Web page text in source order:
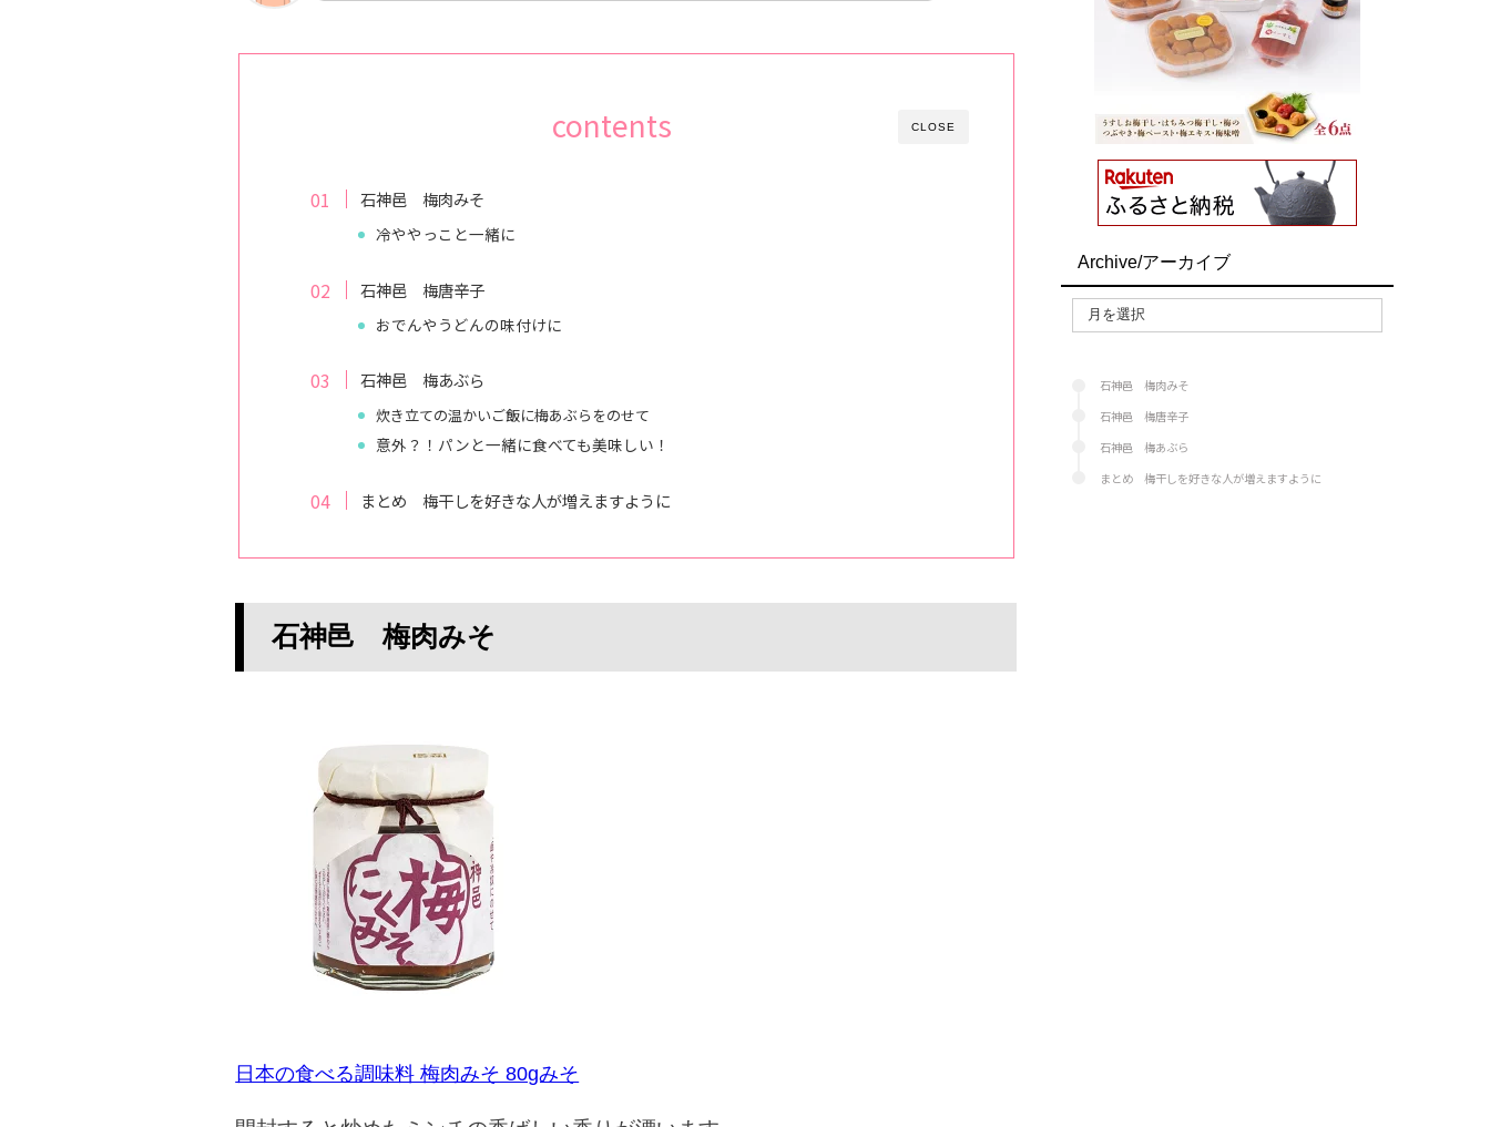
CLOSE
contents
石神邑 梅肉みそ
冷ややっこと一緒に
石神邑 梅唐辛子
おでんやうどんの味付けに
石神邑 梅あぶら
炊き立ての温かいご飯に梅あぶらをのせて
意外？！パンと一緒に食べても美味しい！
まとめ 梅干しを好きな人が増えますように
石神邑 梅肉みそ
日本の食べる調味料 梅肉みそ 80gみそ
Archive/アーカイブ
石神邑 梅肉みそ
石神邑 梅唐辛子
石神邑 梅あぶら
まとめ 梅干しを好きな人が増えますように